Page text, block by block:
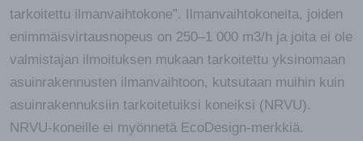
tarkoitettu ilmanvaihtokone”. Ilmanvaihtokoneita, joiden
enimmäisvirtausnopeus on 250–1 000 m3/h ja joita ei ole
valmistajan ilmoituksen mukaan tarkoitettu yksinomaan
asuinrakennusten ilmanvaihtoon, kutsutaan muihin kuin
asuinrakennuksiin tarkoitetuiksi koneiksi (NRVU).
NRVU-koneille ei myönnetä EcoDesign-merkkiä.